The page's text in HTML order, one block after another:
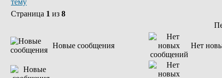
Страница 1 из 8
Новые сообщения Нет